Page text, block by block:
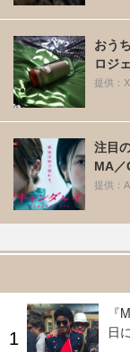
おう
ロジ
提供：
注目
MA／
提供：
『
日